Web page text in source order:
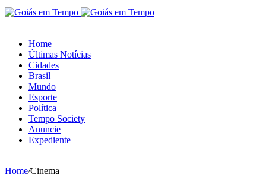
Home
Últimas Notícias
Cidades
Brasil
Mundo
Esporte
Política
Tempo Society
Anuncie
Expediente
Home/Cinema